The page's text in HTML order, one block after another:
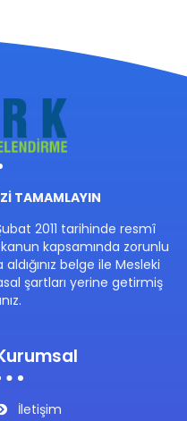
TAMAMLAYIN
2011 tarihinde resmî
kanun kapsamında zorunlu
belge ile Mesleki
şartları yerine getirmiş
İletişim